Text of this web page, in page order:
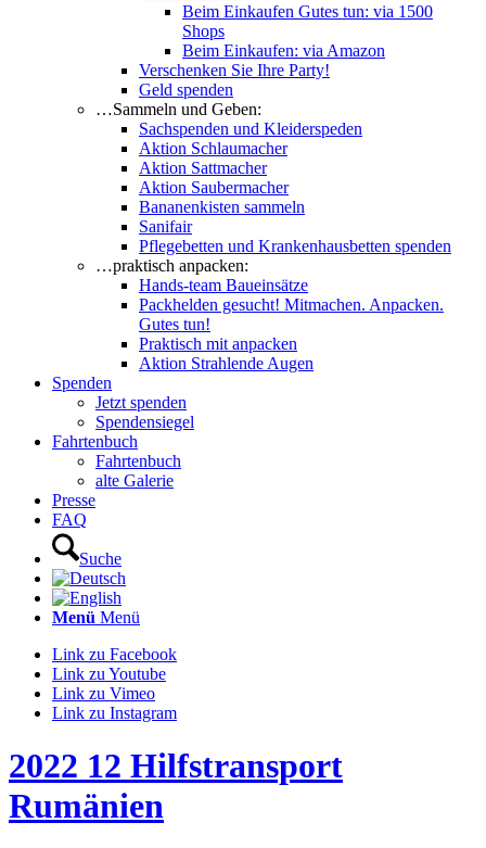
Beim Einkaufen Gutes tun: via 1500
Shops
Beim Einkaufen: via Amazon
Verschenken Sie Ihre Party!
Geld spenden
…Sammeln und Geben:
Sachspenden und Kleiderspeden
Aktion Schlaumacher
Aktion Sattmacher
Aktion Saubermacher
Bananenkisten sammeln
Sanifair
Pflegebetten und Krankenhausbetten spenden
…praktisch anpacken:
Hands-team Baueinsätze
Packhelden gesucht! Mitmachen. Anpacken.
Gutes tun!
Praktisch mit anpacken
Aktion Strahlende Augen
Spenden
Jetzt spenden
Spendensiegel
Fahrtenbuch
Fahrtenbuch
alte Galerie
Presse
FAQ
Suche
Menü Menü
Link zu Facebook
Link zu Youtube
Link zu Vimeo
Link zu Instagram
2022 12 Hilfstransport
Rumänien